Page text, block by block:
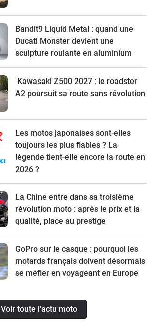
Bandit9 Liquid Metal : quand une
Ducati Monster devient une
sculpture roulante en aluminium
Kawasaki Z500 2027 : le roadster
A2 poursuit sa route sans révolution
Les motos japonaises sont-elles
toujours les plus fiables ? La
légende tient-elle encore la route en
2026 ?
La Chine entre dans sa troisième
révolution moto : après le prix et la
qualité, place au prestige
GoPro sur le casque : pourquoi les
motards français doivent désormais
se méfier en voyageant en Europe
Voir toute l'actu moto